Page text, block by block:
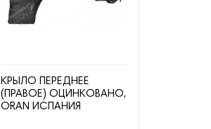
КРЫЛО ПЕРЕДНЕЕ
(ПРАВОЕ) ОЦИНКОВАНО,
ORAN ИСПАНИЯ